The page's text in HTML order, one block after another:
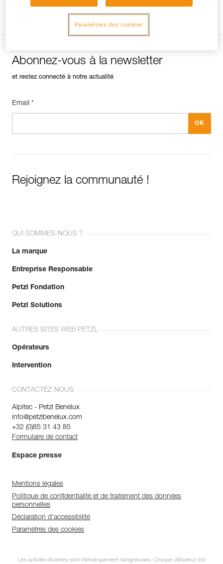
Abonnez-vous à la newsletter
et restez connecté à notre actualité
Email *
Rejoignez la communauté !
QUI SOMMES-NOUS ?
La marque
Entreprise Responsable
Petzl Fondation
Petzl Solutions
AUTRES SITES WEB PETZL
Opérateurs
Intervention
CONTACTEZ-NOUS
Alpitec - Petzl Benelux
info@petzlbenelux.com
+32 (0)85 31 43 85
Formulaire de contact
Espace presse
Mentions légales
Politique de confidentialité et de traitement des données
personnelles
Déclaration d'accessibilité
Paramètres des cookies
Les activités illustrées sont intrinsèquement dangereuses. Chaque utilisateur doit
Paramètres des cookies